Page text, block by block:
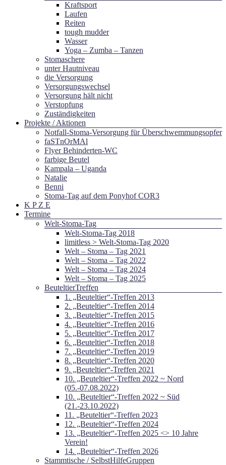
Kraftsport
Laufen
Reiten
tough mudder
Wasser
Yoga – Zumba – Tanzen
Stomaschere
unter Hautniveau
die Versorgung
Versorgungswechsel
Versorgung hält nicht
Verstopfung
Zuständigkeiten
Projekte / Aktionen
Notfall-Stoma-Versorgung für Überschwemmungsopfer
faSTnOrMAl
Flyer Behinderten-WC
farbige Beutel
Kampala – Uganda
Natalie
Benni
Stoma-Tag auf dem Ponyhof COR3
K P Z E
Termine
Welt-Stoma-Tag
Welt-Stoma-Tag 2018
limitless > Welt-Stoma-Tag 2020
Welt – Stoma – Tag 2021
Welt – Stoma – Tag 2022
Welt – Stoma – Tag 2024
Welt – Stoma – Tag 2025
BeuteltierTreffen
1. „Beuteltier“-Treffen 2013
2. „Beuteltier“-Treffen 2014
3. „Beuteltier“-Treffen 2015
4. „Beuteltier“-Treffen 2016
5. „Beuteltier“-Treffen 2017
6. „Beuteltier“-Treffen 2018
7. „Beuteltier“-Treffen 2019
8. „Beuteltier“-Treffen 2020
9. „Beuteltier“-Treffen 2021
10. „Beuteltier“-Treffen 2022 ~ Nord
(05.-07.08.2022)
10. „Beuteltier“-Treffen 2022 ~ Süd
(21.-23.10.2022)
11. „Beuteltier“-Treffen 2023
12. „Beuteltier“-Treffen 2024
13. „Beuteltier“-Treffen 2025 <> 10 Jahre
Verein!
14. „Beuteltier“-Treffen 2026
Stammtische / SelbstHilfeGruppen